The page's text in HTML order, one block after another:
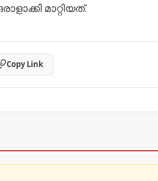
മാറ്റിയത്.
Copy Link